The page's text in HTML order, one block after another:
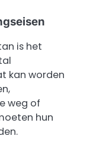
is het
kan worden
weg of
hun